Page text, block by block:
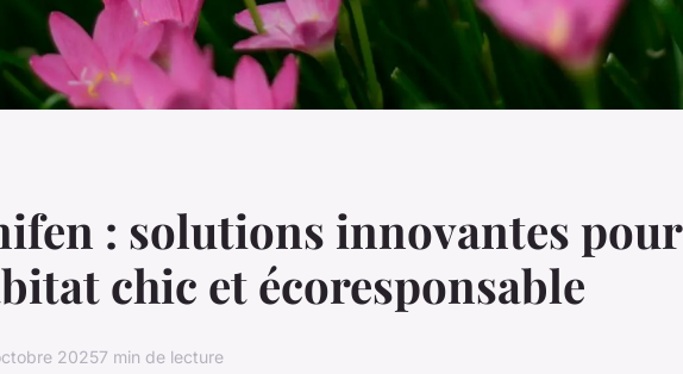
: solutions innovantes pour
chic et écoresponsable
20257 min de lecture